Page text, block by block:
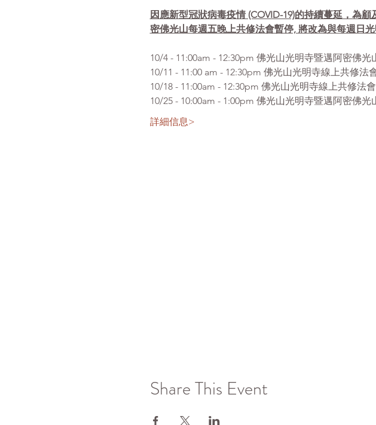
因應新型冠狀病毒疫情 (COVID-19)的持續蔓延，為
密佛光山每週五晚上共修法會暫停, 將改為與每週日光
10/4 - 11:00am - 12:30pm 佛光山光明寺暨邁阿密佛
10/11 - 11:00 am - 12:30pm 佛光山光明寺線上共修法
10/18 - 11:00am - 12:30pm 佛光山光明寺線上共修法會
10/25 - 10:00am - 1:00pm 佛光山光明寺暨邁阿密佛
詳細信息>
Share This Event